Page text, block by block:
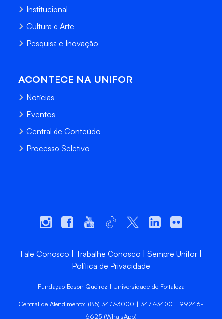
Institucional
Cultura e Arte
Pesquisa e Inovação
ACONTECE NA UNIFOR
Notícias
Eventos
Central de Conteúdo
Processo Seletivo
Fale Conosco Trabalhe Conosco
Sempre Unifor
Política de Privacidade
Fundação Edson Queiroz | Universidade de Fortaleza
Central de Atendimento: (85) 3477-3000 | 3477-3400 | 99246-
6625 (WhatsApp)